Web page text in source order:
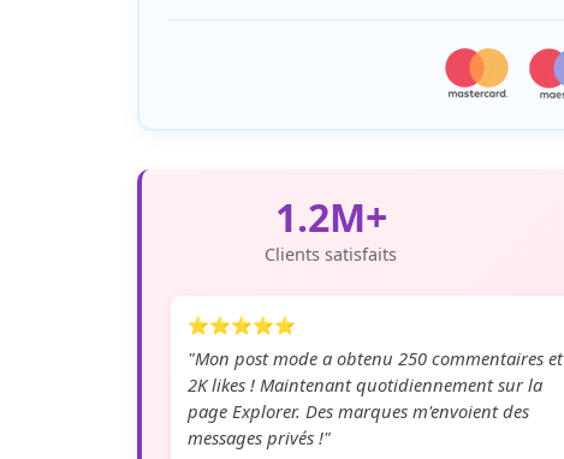
1.2M+
Clients satisfaits
⭐⭐⭐⭐⭐
"Mon post mode a obtenu 250 commentaires et
2K likes ! Maintenant quotidiennement sur la
page Explorer. Des marques m'envoient des
messages privés !"